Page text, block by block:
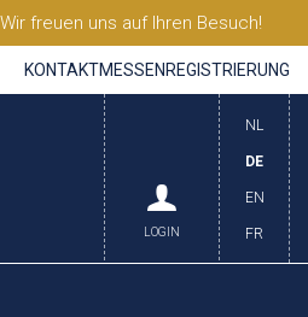
freuen uns auf Ihren Besuch!
KONTAKTMESSEN REGISTRIERUNG
NL
DE
EN
FR
LOGIN